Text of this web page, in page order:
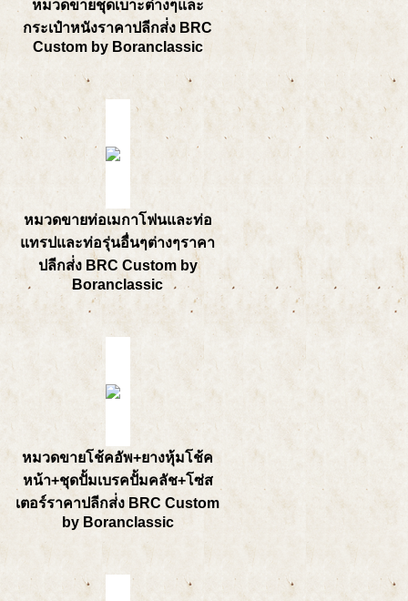
หมวดขายชุดเบาะต่างๆและ
กระเป๋าหนังราคาปลีกส่่ง BRC
Custom by Boranclassic
หมวดขายท่อเมกาโฟนและท่อ
แทรปและท่อรุ่นอื่นๆต่างๆราคา
ปลีกส่่ง BRC Custom by
Boranclassic
หมวดขายโช้คอัพ+ยางหุ้มโช้ค
หน้า+ชุดปั้มเบรคปั้มคลัช+โซ่ส
เตอร์ราคาปลีกส่่ง BRC Custom
by Boranclassic